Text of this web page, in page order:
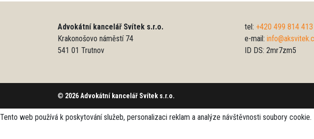
Advokátní kancelář Svítek s.r.o.
Krakonošovo náměstí 74
541 01 Trutnov
tel: +420 499 814 413
e-mail:
ID DS: 2mr7zm5
© 2026 Advokátní kancelář Svítek s.r.o.
Tento web používá k poskytování služeb, personalizaci reklam a analýze návštěvnosti soubory